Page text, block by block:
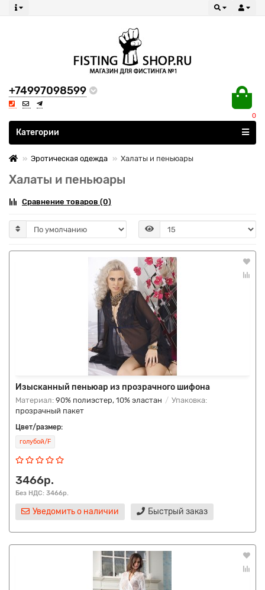
+74997098599
0
Все категории
Категории
Эротическая одежда Халаты и пеньюары
Халаты и пеньюары
Сравнение товаров (0)
Изысканный пеньюар из прозрачного шифона
Материал: 90% полиэстер, 10% эластан
Упаковка:
прозрачный пакет
Цвет/размер:
голубой/F
3466р.
Без НДС: 3466р.
Уведомить о наличии Быстрый заказ